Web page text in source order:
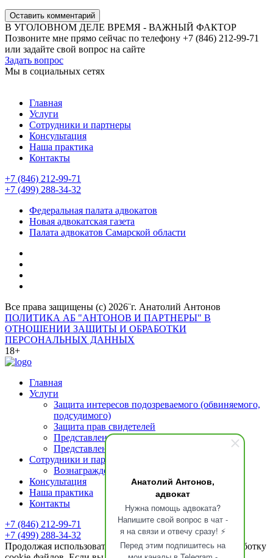
Анатолий Антонов,
адвокат
Нужна помощь адвоката?
Напишите свой вопрос в чат -
я на связи и отвечу сразу! ⚡
Перед этим подпишитесь на
Оставить комментарий
В УГОЛОВНОМ ДЕЛЕ ВРЕМЯ - ВАЖНЫЙ ФАКТОР
Позвоните мне прямо сейчас по телефону +7 (846) 212-99-71
или задайте свой вопрос на сайте
Задать вопрос
Мы в социальных сетях
Главная
Услуги
Сотрудники и партнеры
Консультация
Наша практика
Контакты
+7 (846) 212-99-71
+7 (499) 288-34-32
Федеральная палата адвокатов
Новая адвокатская газета
Палата адвокатов Самарской области
Все права защищены (с) 2026¨г. Анатолий Антонов
ПОЛИТИКА АБ "АНТОНОВ И ПАРТНЕРЫ" В
ОТНОШЕНИИ ЗАЩИТЫ И ОБРАБОТКИ
ПЕРСОНАЛЬНЫХ ДАННЫХ
18+
Главная
Услуги
Защита интересов подозреваемого (обвиняемого,
подсудимого)
Защита прав свидетелей
Представление интересов потерпевшего
Представление интересов осужденных
Сотрудники и партнеры
Вознаграждение адвоката
Консультация
Наша практика
Контакты
+7 (846) 212-99-71
+7 (499) 288-34-32
Продолжая использовать сайт, вы даетесогласиена обработку